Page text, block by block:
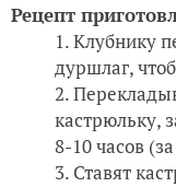
Рецепт
Клубнику
дуршлаг,
кастрюльку,
8-10 часов
Ставят